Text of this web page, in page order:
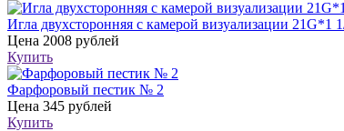
Игла двухсторонняя с камерой визуализации 21G*1
Цена 2008 рублей
Купить
Фарфоровый пестик № 2
Цена 345 рублей
Купить